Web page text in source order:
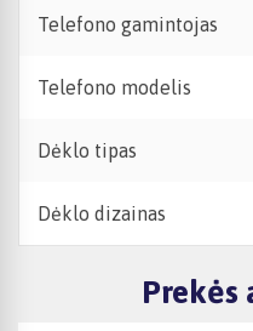
Telefono gamintojas
Telefono modelis
Dėklo tipas
Dėklo dizainas
Prekės